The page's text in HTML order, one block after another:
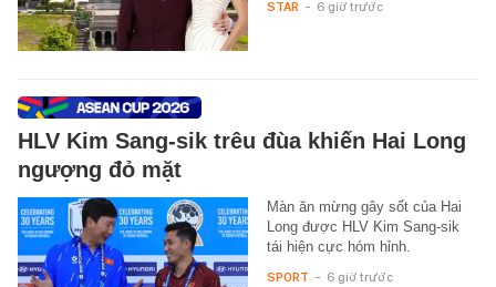
STAR - 6 giờ trước
HLV Kim Sang-sik trêu đùa khiến Hai Long
ngượng đỏ mặt
Màn ăn mừng gây sốt của Hai
Long được HLV Kim Sang-sik
tái hiện cực hóm hỉnh.
SPORT - 6 giờ trước